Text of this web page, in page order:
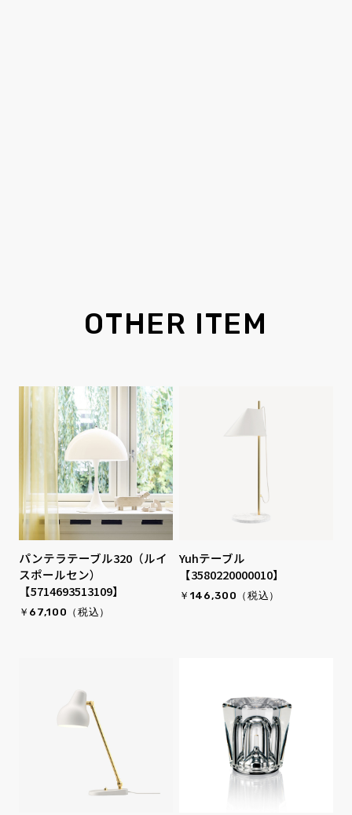
OTHER ITEM
パンテラテーブル320（ルイ
スポールセン）
【5714693513109】
￥67,100（税込）
Yuhテーブル
【3580220000010】
￥146,300（税込）